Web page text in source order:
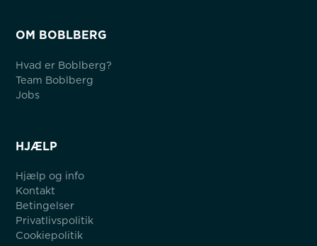
OM BOBLBERG
Hvad er Boblberg?
Team Boblberg
Jobs
HJÆLP
Hjælp og info
Kontakt
Betingelser
Privatlivspolitik
Cookiepolitik